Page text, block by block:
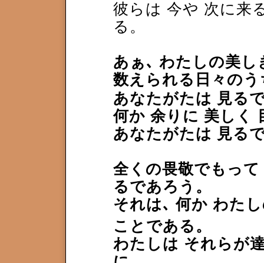
彼らは 今や 次に来
る。
あぁ､ わたしの美し
数えられる日々の
あなたがたは 見る
何か 余りに 美しく
あなたがたは 見る
全くの畏敬でもっ
るであろう。
それは､何か わた
こと である。
わたしは それらが